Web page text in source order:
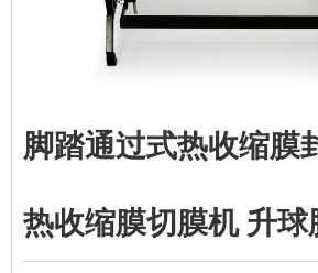
脚踏通过式热收缩膜
热收缩膜切膜机 升